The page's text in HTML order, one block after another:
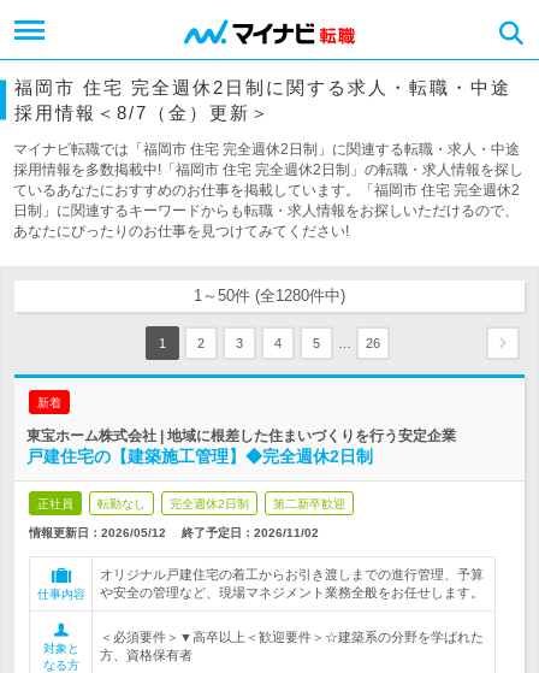
福岡市 住宅 完全週休2日制に関する求人・転職・中途
採用情報＜8/7（金）更新＞
マイナビ転職では「福岡市 住宅 完全週休2日制」に関連する転職・求人・中途
採用情報を多数掲載中!「福岡市 住宅 完全週休2日制」の転職・求人情報を探し
ているあなたにおすすめのお仕事を掲載しています。「福岡市 住宅 完全週休2
日制」に関連するキーワードからも転職・求人情報をお探しいただけるので、
あなたにぴったりのお仕事を見つけてみてください!
1～50件 (全1280件中)
1 2 3 4 5 26
新着
東宝ホーム株式会社 | 地域に根差した住まいづくりを行う安定企業
戸建住宅の【建築施工管理】◆完全週休2日制
正社員 転勤なし 完全週休2日制 第二新卒歓迎
情報更新日：2026/05/12 終了予定日： 2026/11/02
仕事内容
オリジナル戸建住宅の着工からお引き渡しまでの進行管理、予算
や安全の管理など、現場マネジメント業務全般をお任せします。
対象と
なる方
＜必須要件＞▼高卒以上＜歓迎要件＞☆建築系の分野を学ばれた
方、資格保有者